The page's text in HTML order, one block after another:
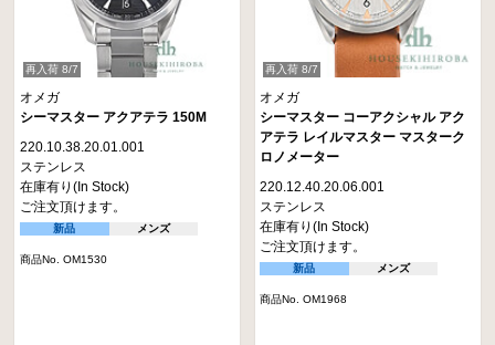
再入荷 8/7
オメガ
シーマスター アクアテラ 150M
220.10.38.20.01.001
ステンレス
在庫有り(In Stock)
ご注文頂けます。
新品 メンズ
商品No. OM1530
再入荷 8/7
オメガ
シーマスター コーアクシャル アク
アテラ レイルマスター マスターク
ロノメーター
220.12.40.20.06.001
ステンレス
在庫有り(In Stock)
ご注文頂けます。
新品 メンズ
商品No. OM1968